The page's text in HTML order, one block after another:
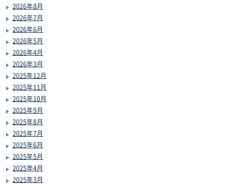
2026年8月
2026年7月
2026年6月
2026年5月
2026年4月
2026年3月
2025年12月
2025年11月
2025年10月
2025年9月
2025年8月
2025年7月
2025年6月
2025年5月
2025年4月
2025年3月